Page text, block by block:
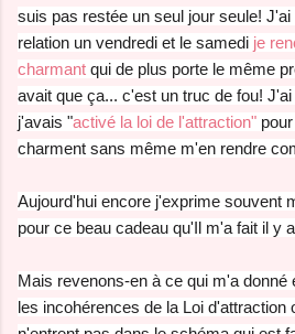
suis pas restée un seul jour seule!
relation un vendredi et le samedi je
charmant qui de plus porte le même
avait que ça... c'est un truc de fou!
j'avais "activé la loi de l'attraction"
charment sans même m'en rendre
Aujourd'hui encore j'exprime souvent
pour ce beau cadeau qu'Il m'a fait il y
Mais revenons-en à ce qui m'a donné
les incohérences de la Loi d'attraction